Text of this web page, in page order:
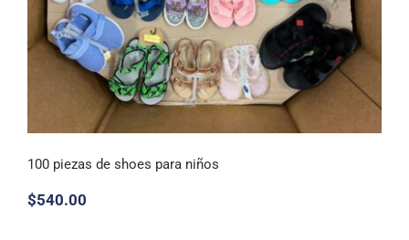
100 piezas de shoes para niños
$540.00